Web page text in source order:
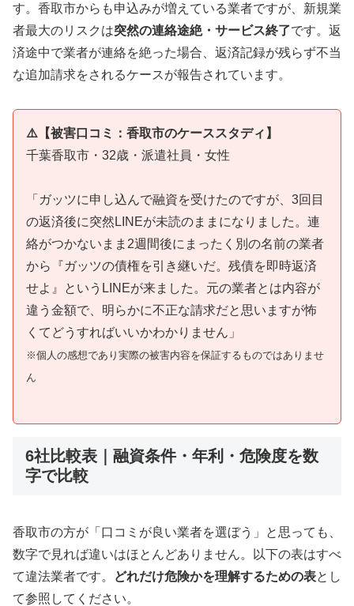
す。香取市からも申込みが増えている業者ですが、新規業
者最大のリスクは突然の連絡途絶・サービス終了です。返
済途中で業者が連絡を絶った場合、返済記録が残らず不当
な追加請求をされるケースが報告されています。
⚠️【被害口コミ：香取市のケーススタディ】
千葉香取市・32歳・派遣社員・女性
「ガッツに申し込んで融資を受けたのですが、3回目
の返済後に突然LINEが未読のままになりました。連
絡がつかないまま2週間後にまったく別の名前の業者
から『ガッツの債権を引き継いだ。残債を即時返済
せよ』というLINEが来ました。元の業者とは内容が
違う金額で、明らかに不正な請求だと思いますが怖
くてどうすればいいかわかりません」
※個人の感想であり実際の被害内容を保証するものではありませ
ん
6社比較表｜融資条件・年利・危険度を数
字で比較
香取市の方が「口コミが良い業者を選ぼう」と思っても、
数字で見れば違いはほとんどありません。以下の表はすべ
て違法業者です。
どれだけ危険かを理解するための表とし
て参照してください。